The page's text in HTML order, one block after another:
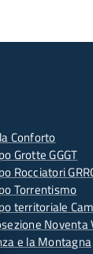
Conforto
Grotte GGGT
Rocciatori
Torrentismo
territoriale
e la Montagna